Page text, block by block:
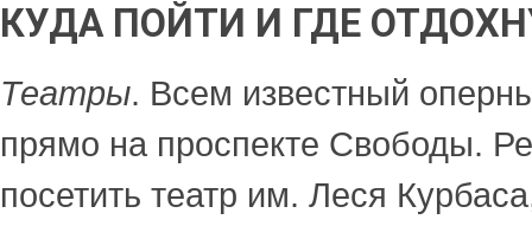
КУДА ПОЙТИ И ГДЕ
Театры. Всем известный
прямо на проспекте Свободы.
посетить театр им. Леся